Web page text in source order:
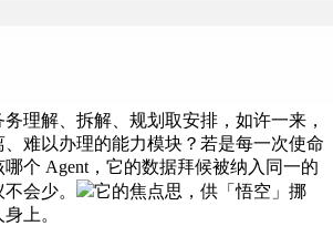
理解、拆解、规划取安排，如许一来，
难以办理的能力模块？若是每一次使命
个 Agent，它的数据拜候被纳入同一的
会少。
它的焦点思，供「悟空」挪
上。